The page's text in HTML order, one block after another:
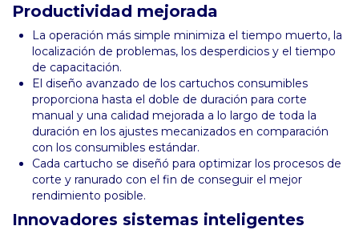
Productividad mejorada
La operación más simple minimiza el tiempo muerto, la
localización de problemas, los desperdicios y el tiempo
de capacitación.
El diseño avanzado de los cartuchos consumibles
proporciona hasta el doble de duración para corte
manual y una calidad mejorada a lo largo de toda la
duración en los ajustes mecanizados en comparación
con los consumibles estándar.
Cada cartucho se diseñó para optimizar los procesos de
corte y ranurado con el fin de conseguir el mejor
rendimiento posible.
Innovadores sistemas inteligentes